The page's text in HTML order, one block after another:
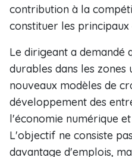
contribution à la
constituer les
Le dirigeant a demandé
durables dans les zones
nouveaux modèles de
développement des
l'économie numérique
L'objectif ne consiste
davantage d'emplois,